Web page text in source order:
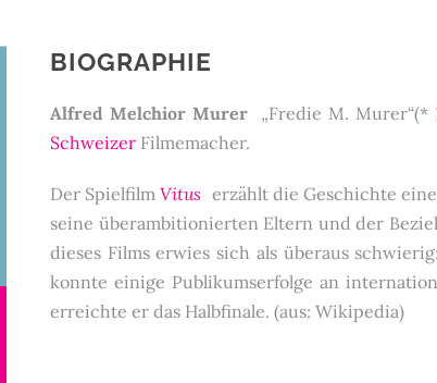
BIOGRAPHIE
Alfred Melchior Murer „Fredie M. Murer“(*
Schweizer Filmemacher.
Der SpielfilmVitus erzählt die Geschichte
seine überambitionierten Eltern und der
dieses Films erwies sich als überaus
konnte einige Publikumserfolge an
erreichte er das Halbfinale. (aus: Wikipedia)